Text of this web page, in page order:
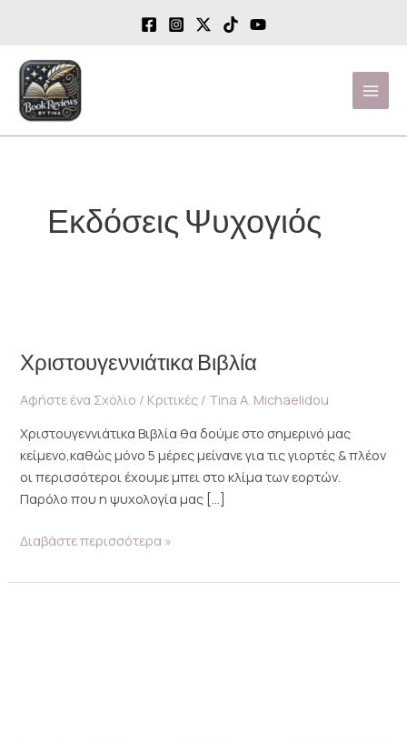
Εκδόσεις Ψυχογιός
Χριστουγεννιάτικα Βιβλία
Αφήστε ένα Σχόλιο / Κριτικές / Tina A. Michaelidou
Χριστουγεννιάτικα Βιβλία θα δούμε στο σημερινό μας
κείμενο,καθώς μόνο 5 μέρες μείνανε για τις γιορτές & πλέον
οι περισσότεροι έχουμε μπει στο κλίμα των εορτών.
Παρόλο που η ψυχολογία μας […]
Διαβάστε περισσότερα »